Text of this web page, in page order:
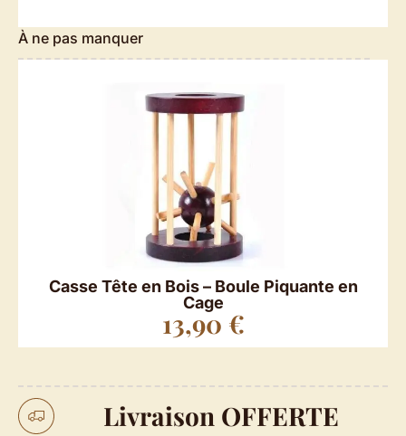
À ne pas manquer
Casse Tête en Bois – Boule Piquante en
Cage
13,90 €
Livraison OFFERTE